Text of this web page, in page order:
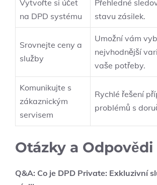
Vytvořte si účet
na DPD systému
Přehledné
stavu zásilek.
Srovnejte ceny a
služby
Umožní vám
nejvhodnější
vaše potřeby.
Komunikujte s
zákaznickým
servisem
Rychlé řešení
problémů s
Otázky a Odpovědi
Q&A: Co je DPD Private: Exkluzivní